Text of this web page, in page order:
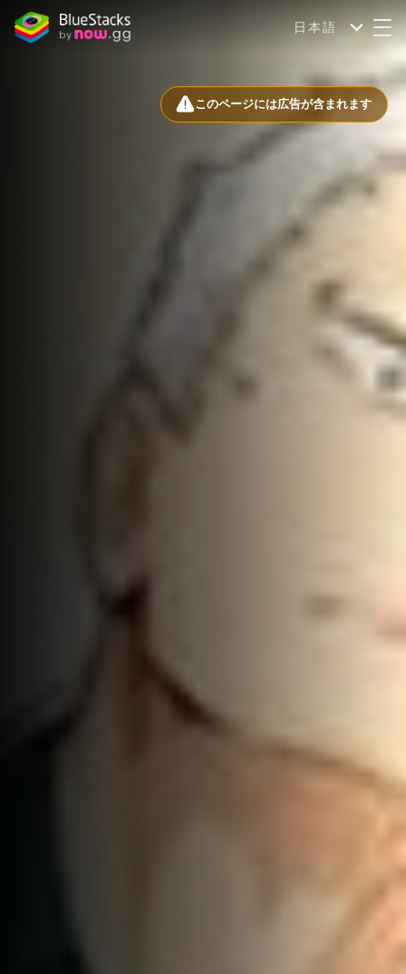
日本語
このページには広告が含まれます